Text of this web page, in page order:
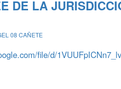
DE LA
08 CAÑETE
file/d/